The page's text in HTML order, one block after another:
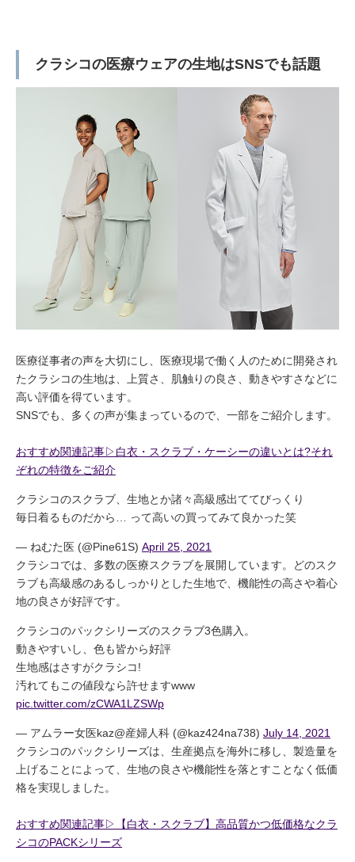
クラシコの医療ウェアの生地はSNSでも話題
医療従事者の声を大切にし、医療現場で働く人のために開発され
たクラシコの生地は、上質さ、肌触りの良さ、動きやすさなどに
高い評価を得ています。
SNSでも、多くの声が集まっているので、一部をご紹介します。
おすすめ関連記事▷白衣・スクラブ・ケーシーの違いとは?それ
ぞれの特徴をご紹介
クラシコのスクラブ、生地とか諸々高級感出ててびっくり
毎日着るものだから… って高いの買ってみて良かった笑
— ねむた医 (@Pine61S) April 25, 2021
クラシコでは、多数の医療スクラブを展開しています。どのスク
ラブも高級感のあるしっかりとした生地で、機能性の高さや着心
地の良さが好評です。
クラシコのパックシリーズのスクラブ3色購入。
動きやすいし、色も皆から好評
生地感はさすがクラシコ!
汚れてもこの値段なら許せますwww
pic.twitter.com/zCWA1LZSWp
— アムラー女医kaz@産婦人科 (@kaz424na738) July 14, 2021
クラシコのパックシリーズは、生産拠点を海外に移し、製造量を
上げることによって、生地の良さや機能性を落とすことなく低価
格を実現しました。
おすすめ関連記事▷【白衣・スクラブ】高品質かつ低価格なクラ
シコのPACKシリーズ